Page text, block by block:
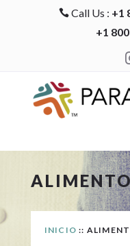
 Call Us : +1
+1
INICIO ::